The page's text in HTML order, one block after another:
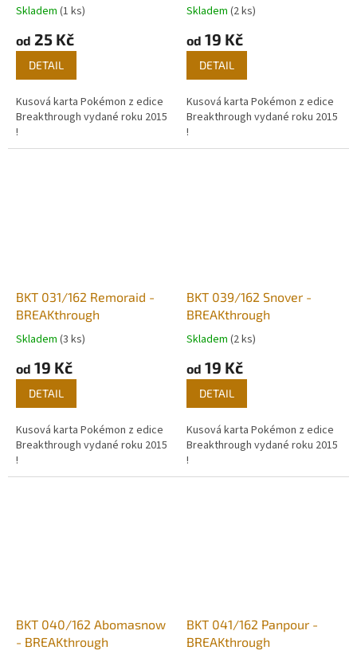
Skladem (1 ks)
od 25 Kč
DETAIL
Kusová karta Pokémon z edice
Breakthrough vydané roku 2015
!
Skladem (2 ks)
od 19 Kč
DETAIL
Kusová karta Pokémon z edice
Breakthrough vydané roku 2015
!
BKT 031/162 Remoraid -
BREAKthrough
Skladem (3 ks)
od 19 Kč
DETAIL
Kusová karta Pokémon z edice
Breakthrough vydané roku 2015
!
BKT 039/162 Snover -
BREAKthrough
Skladem (2 ks)
od 19 Kč
DETAIL
Kusová karta Pokémon z edice
Breakthrough vydané roku 2015
!
BKT 040/162 Abomasnow
- BREAKthrough
BKT 041/162 Panpour -
BREAKthrough